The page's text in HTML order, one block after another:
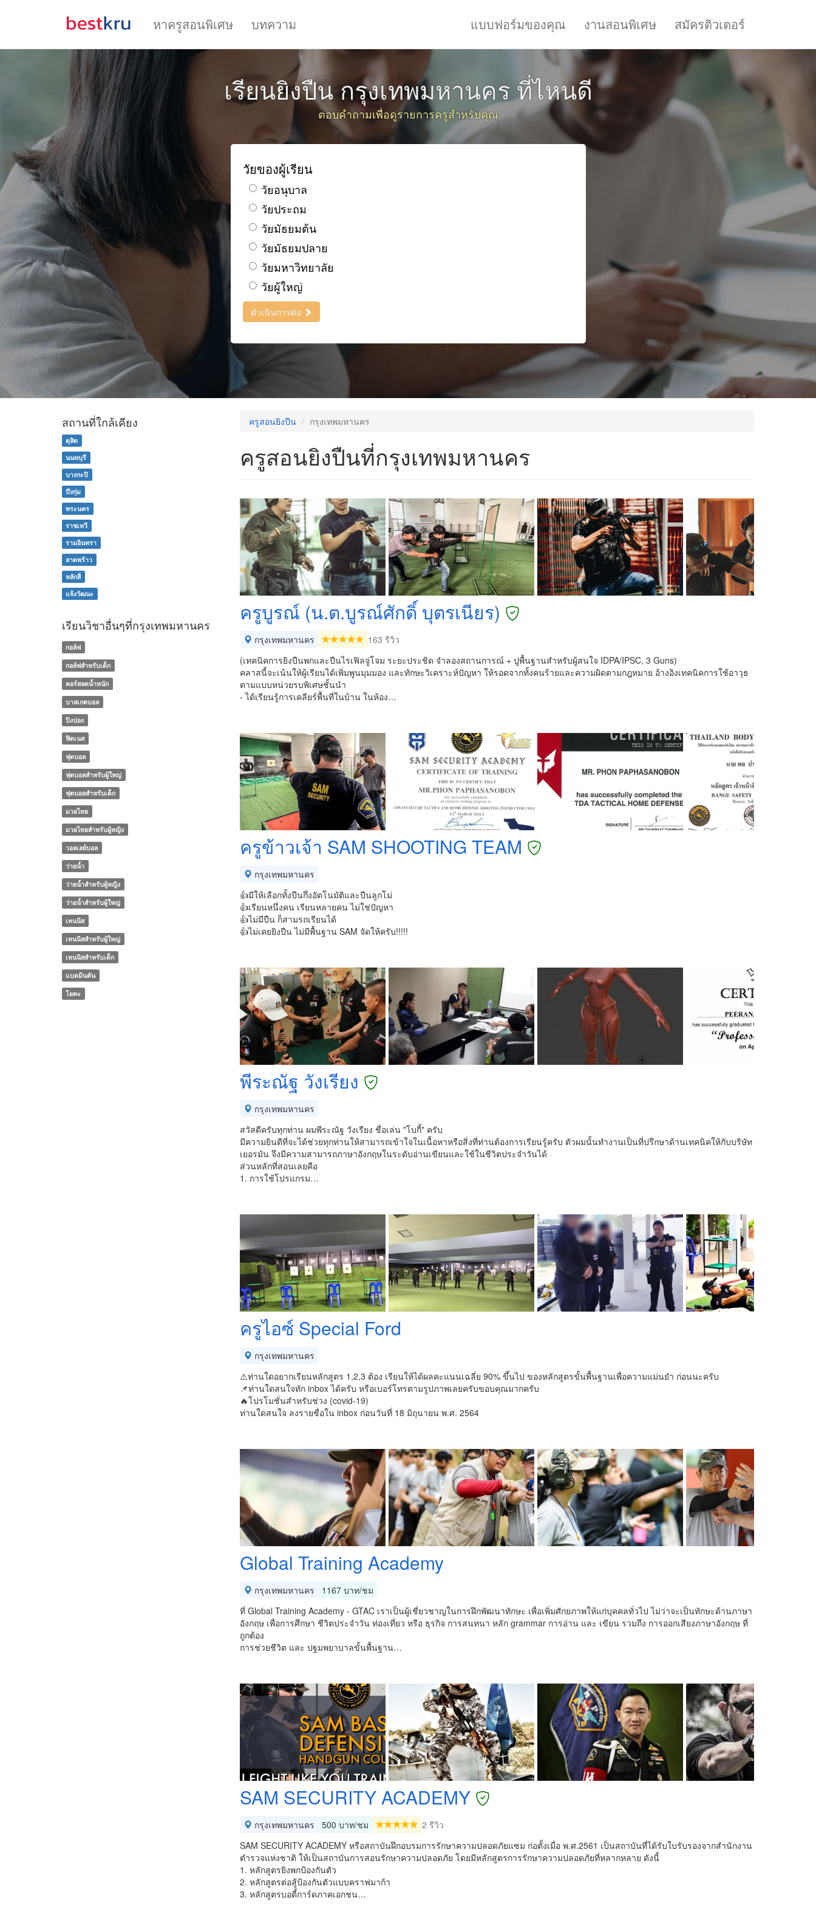
หาครูสอนพิเศษ บทความ แบบฟอร์มของคุณ งานสอนพิเศษ สมัครติวเตอร์
เรียนยิงปืน กรุงเทพมหานคร ที่ไหนดี
ตอบคำถามเพื่อดูรายการครูสำหรับคุณ
วัยของผู้เรียน
วัยอนุบาล
วัยประถม
วัยมัธยมต้น
วัยมัธยมปลาย
วัยมหาวิทยาลัย
วัยผู้ใหญ่
ดำเนินการต่อ
ครูสอนยิงปืน กรุงเทพมหานคร
ครูสอนยิงปืนที่กรุงเทพมหานคร
ครูบูรณ์ (น.ต.บูรณ์ศักดิ์ บุตรเนียร)
กรุงเทพมหานคร
163 รีวิว
(เทคนิคการยิงปืนพกและปืนไรเฟิลจู่โจม ระยะประชิด จำลองสถานการณ์ + ปูพื้นฐานสำหรับผู้สนใจ IDPA/IPSC, 3 Guns)
คลาสนี้จะเน้นให้ผู้เรียนได้เพิ่มพูนมุมมอง และทักษะวิเคราะห์ปัญหา ให้รอดจากทั้งคนร้ายและความผิดตามกฎหมาย อ้างอิงเทคนิคการใช้อาวุธ
ตามแบบหน่วยรบพิเศษชั้นนำ
- ได้เรียนรู้การเคลียร์พื้นที่ในบ้าน ในห้อง…
ครูข้าวเจ้า SAM SHOOTING TEAM
กรุงเทพมหานคร
👍มีให้เลือกทั้งปืนกึ่งอัตโนมัติและปืนลูกโม่
👍เรียนหนึ่งคน เรียนหลายคน ไม่ใช่ปัญหา
👍ไม่มีปืน ก็สามรถเรียนได้
👍ไม่เคยยิงปืน ไม่มีพื้นฐาน SAM จัดให้ครับ!!!!!
พีระณัฐ วังเรียง
กรุงเทพมหานคร
สวัสดีครับทุกท่าน ผมพีระณัฐ วังเรียง ชื่อเล่น "โบกี้" ครับ
มีความยินดีที่จะได้ช่วยทุกท่านให้สามารถเข้าใจในเนื้อหาหรือสิ่งที่ท่านต้องการเรียนรู้ครับ ตัวผมนั้นทำงานเป็นที่ปรึกษาด้านเทคนิคให้กับบริษัท
เยอรมัน จึงมีความสามารถภาษาอังกฤษในระดับอ่านเขียนและใช้ในชีวิตประจำวันได้
ส่วนหลักที่สอนเลยคือ
1. การใช้โปรแกรม…
ครูไอซ์ Special Ford
กรุงเทพมหานคร
⚠️ท่านใดอยากเรียนหลักสูตร 1,2,3 ต้อง เรียนให้ได้ผลคะแนนเฉลี่ย 90% ขึ้นไป ของหลักสูตรขั้นพื้นฐานเพื่อความแม่นยำ ก่อนนะครับ
📌ท่านใดสนใจทัก inbox ได้ครับ หรือเบอร์โทรตามรูปภาพเลยครับขอบคุณมากครับ
🔥โปรโมชั่นสำหรับช่วง (covid-19)
ท่านใดสนใจ ลงรายชื่อใน inbox ก่อนวันที่ 18 มิถุนายน พ.ศ. 2564
Global Training Academy
กรุงเทพมหานคร
1167 บาท/ชม
ที่ Global Training Academy - GTAC เราเป็นผู้เชี่ยวชาญในการฝึกพัฒนาทักษะ เพื่อเพิ่มศักยภาพให้แก่บุคคลทั่วไป ไม่ว่าจะเป็นทักษะด้านภาษา
อังกฤษ เพื่อการศึกษา ชีวิตประจำวัน ท่องเที่ยว หรือ ธุรกิจ การสนทนา หลัก grammar การอ่าน และ เขียน รวมถึง การออกเสียงภาษาอังกฤษ ที่
ถูกต้อง
การช่วยชีวิต และ ปฐมพยาบาลขั้นพื้นฐาน…
SAM SECURITY ACADEMY
กรุงเทพมหานคร 500 บาท/ชม
2 รีวิว
SAM SECURITY ACADEMY หรือสถาบันฝึกอบรมการรักษาความปลอดภัยแซม ก่อตั้งเมื่อ พ.ศ.2561 เป็นสถาบันที่ได้รับใบรับรองจากสำนักงาน
ตำรวจแห่งชาติ ให้เป็นสถาบันการสอนรักษาความปลอดภัย โดยมีหลักสูตรการรักษาความปลอดภัยที่หลากหลาย ดังนี้
1. หลักสูตรยิงพกป้องกันตัว
2. หลักสูตรต่อสู้ป้องกันตัวแบบคราฟมาก้า
3. หลักสูตรบอดี้การ์ดภาคเอกชน…
สถานที่ใกล้เคียง
ดุสิต
นนทบุรี
บางกะปิ
บึงกุ่ม
พระนคร
ราชเทวี
รามอินทรา
ลาดพร้าว
หลักสี่
แจ้งวัฒนะ
เรียนวิชาอื่นๆที่กรุงเทพมหานคร
กอล์ฟ
กอล์ฟสำหรับเด็ก
คอร์สลดน้ำหนัก
บาสเกตบอล
ปิงปอง
ฟิตเนส
ฟุตบอล
ฟุตบอลสำหรับผู้ใหญ่
ฟุตบอลสำหรับเด็ก
มวยไทย
มวยไทยสำหรับผู้หญิง
วอลเลย์บอล
ว่ายน้ำ
ว่ายน้ำสำหรับผู้หญิง
ว่ายน้ำสำหรับผู้ใหญ่
เทนนิส
เทนนิสสำหรับผู้ใหญ่
เทนนิสสำหรับเด็ก
แบดมินตัน
โยคะ